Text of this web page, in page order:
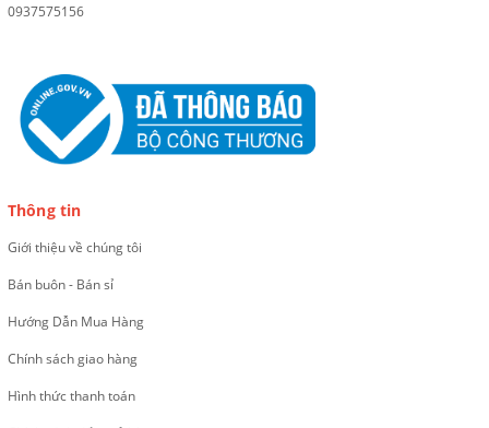
0937575156
Thông tin
Giới thiệu về chúng tôi
Bán buôn - Bán sỉ
Hướng Dẫn Mua Hàng
Chính sách giao hàng
Hình thức thanh toán